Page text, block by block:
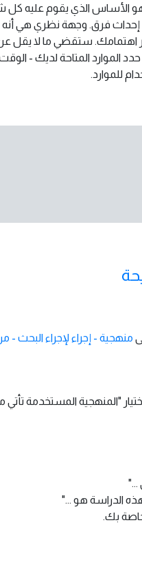
الذي يقوم عليه كل شيء
فرق. وجهة نظري هي
اهتمامك. ستقضي ما لا يقل
حدد الموارد المتاحة لديك -
للموارد.
منهجية - إجراء لإجراء البحث
"المنهجية المستخدمة
..."
الدراسة هو ..."
بك.